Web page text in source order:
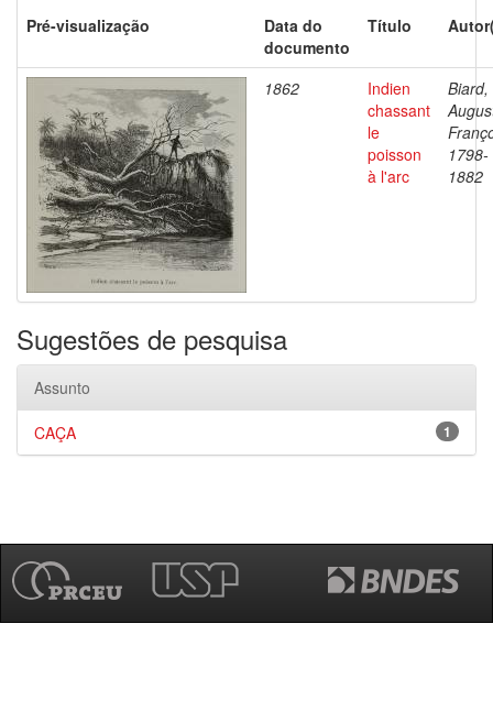
Pré-visualização
Data do
documento
Título
1862
Indien
chassant
le
poisson
à l'arc
Biard,
1798-
1882
Sugestões de pesquisa
Assunto
1
CAÇA